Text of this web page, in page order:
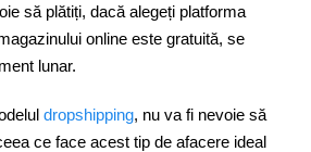
să plătiți, dacă alegeți platforma
online este gratuită, se
lunar.
dropshipping, nu va fi nevoie să
ce face acest tip de afacere ideal